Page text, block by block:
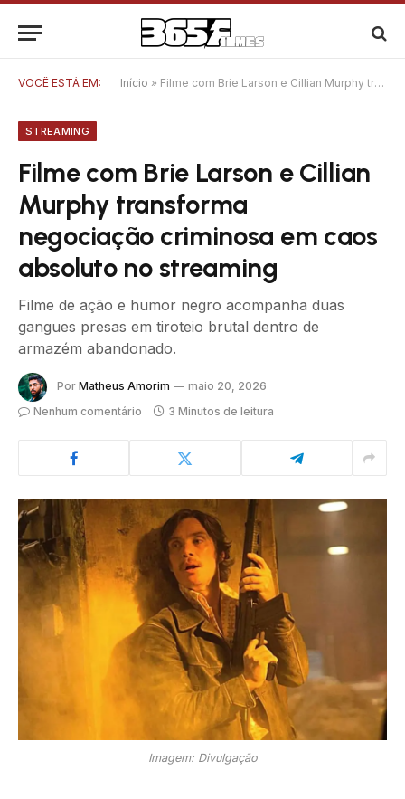
VOCÊ ESTÁ EM: Início » Filme com Brie Larson e Cillian Murphy transforma negociação criminosa em caos absoluto no streaming
STREAMING
Filme com Brie Larson e Cillian
Murphy transforma
negociação criminosa em caos
absoluto no streaming
Filme de ação e humor negro acompanha duas
gangues presas em tiroteio brutal dentro de
armazém abandonado.
Por Matheus Amorim
maio 20, 2026
Nenhum comentário
3 Minutos de leitura
Imagem: Divulgação